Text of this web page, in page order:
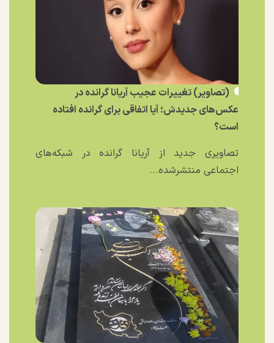
(تصاویر) تغییرات عجیب آریانا گرانده در
عکس‌های جدیدش؛ آیا اتفاقی برای گرانده افتاده
است؟
تصاویری جدید از آریانا گرانده در شبکه‌های
اجتماعی منتشرشده...